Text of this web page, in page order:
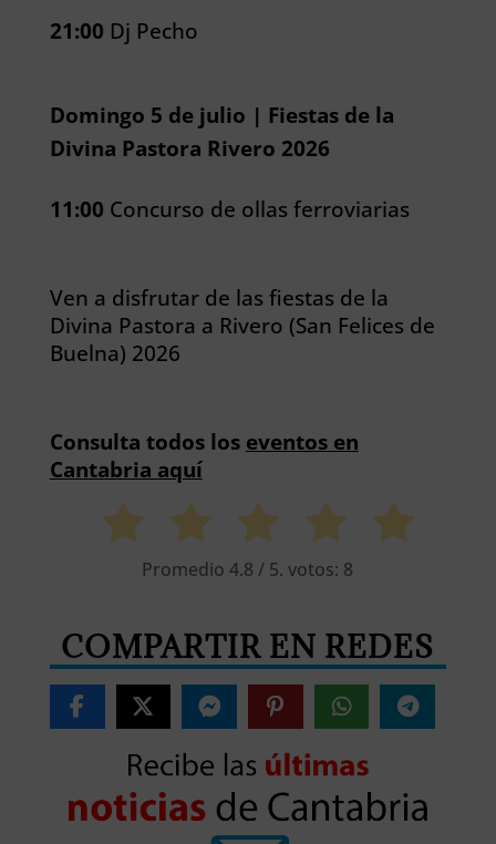
21:00 Dj Pecho
Domingo 5 de julio | Fiestas de la
Divina Pastora Rivero 2026
11:00 Concurso de ollas ferroviarias
Ven a disfrutar de las fiestas de la
Divina Pastora a Rivero (San Felices de
Buelna) 2026
Consulta todos los eventos en
Cantabria aquí
Promedio4.8 / 5. votos: 8
COMPARTIR EN REDES